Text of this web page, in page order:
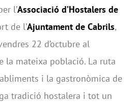
l’Associació d’Hostalers de
de l’Ajuntament de Cabrils,
22 d’octubre al
la mateixa població. La ruta
i la gastronòmica de
tradició hostalera i tot un